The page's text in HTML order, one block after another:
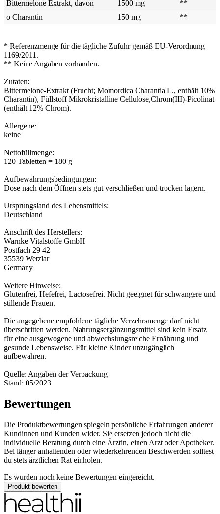
Bittermelone Extrakt, davon 1500 mg
**
o Charantin
150 mg **
* Referenzmenge für die tägliche Zufuhr gemäß EU-Verordnung
1169/2011.
** Keine Angaben vorhanden.
Zutaten:
Bittermelone-Extrakt (Frucht; Momordica Charantia L., enthält 10%
Charantin), Füllstoff Mikrokristalline Cellulose,Chrom(III)-Picolinat
(enthält 12% Chrom).
Allergene:
keine
Nettofüllmenge:
120 Tabletten = 180 g
Aufbewahrungsbedingungen:
Dose nach dem Öffnen stets gut verschließen und trocken lagern.
Ursprungsland des Lebensmittels:
Deutschland
Anschrift des Herstellers:
Warnke Vitalstoffe GmbH
Postfach 29 42
35539 Wetzlar
Germany
Weitere Hinweise:
Glutenfrei, Hefefrei, Lactosefrei. Nicht geeignet für schwangere und
stillende Frauen.
Die angegebene empfohlene tägliche Verzehrsmenge darf nicht
überschritten werden. Nahrungsergänzungsmittel sind kein Ersatz
für eine ausgewogene und abwechslungsreiche Ernährung und
gesunde Lebensweise. Für kleine Kinder unzugänglich
aufbewahren.
Quelle: Angaben der Verpackung
Stand: 05/2023
Bewertungen
Die Produktbewertungen spiegeln persönliche Erfahrungen anderer
Kundinnen und Kunden wider. Sie ersetzen jedoch nicht die
individuelle Beratung durch eine Ärztin, einen Arzt oder Apotheker.
Bei länger anhaltenden oder wiederkehrenden Beschwerden solltest
du stets ärztlichen Rat einholen.
Es wurden noch keine Bewertungen eingereicht.
Produkt bewerten